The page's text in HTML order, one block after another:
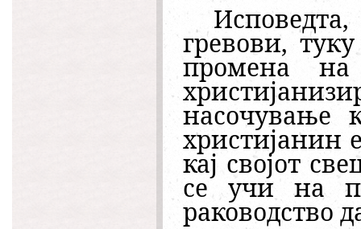
гревови,
промена
насочување
христијанин
кај својот
се учи на
раководство